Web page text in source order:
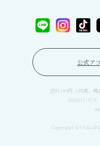
公式ア
送料799円（沖縄、
06-6211-
Copyright (c)